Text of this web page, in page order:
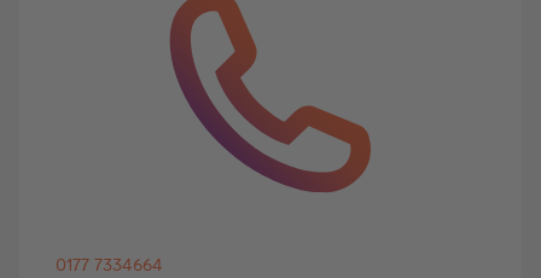
0177 7334664